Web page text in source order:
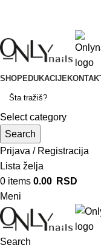
SHOPEDUKACIJE
Select category
Search
Prijava / Registracija
Lista želja
0 items 0.00 RSD
Meni
Search